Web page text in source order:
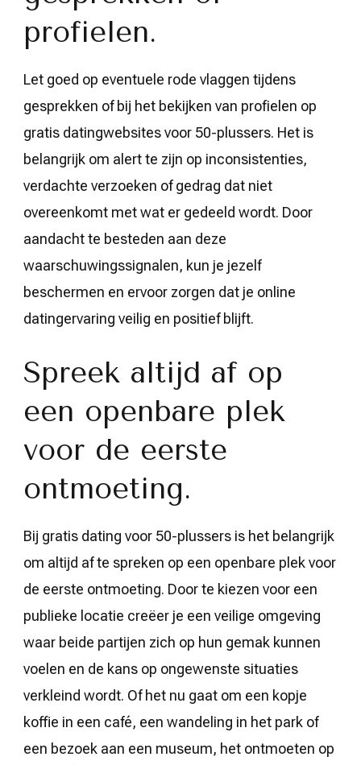
profielen.
Let goed op eventuele rode vlaggen tijdens
gesprekken of bij het bekijken van profielen op
gratis datingwebsites voor 50-plussers. Het is
belangrijk om alert te zijn op inconsistenties,
verdachte verzoeken of gedrag dat niet
overeenkomt met wat er gedeeld wordt. Door
aandacht te besteden aan deze
waarschuwingssignalen, kun je jezelf
beschermen en ervoor zorgen dat je online
datingervaring veilig en positief blijft.
Spreek altijd af op
een openbare plek
voor de eerste
ontmoeting.
Bij gratis dating voor 50-plussers is het belangrijk
om altijd af te spreken op een openbare plek voor
de eerste ontmoeting. Door te kiezen voor een
publieke locatie creëer je een veilige omgeving
waar beide partijen zich op hun gemak kunnen
voelen en de kans op ongewenste situaties
verkleind wordt. Of het nu gaat om een kopje
koffie in een café, een wandeling in het park of
een bezoek aan een museum, het ontmoeten op